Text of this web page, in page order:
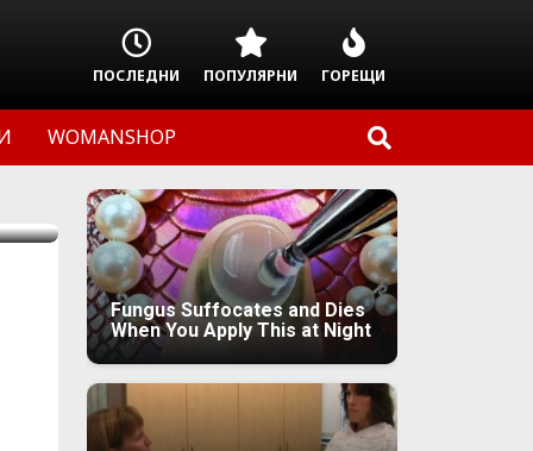
ПОСЛЕДНИ ПОПУЛЯРНИ ГОРЕЩИ
WOMANSHOP
Fungus Suffocates and Dies
When You Apply This at Night